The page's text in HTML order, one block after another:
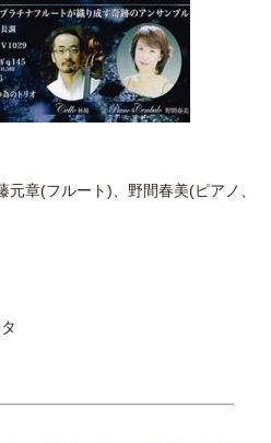
章(フルート)、野間春美(ピアノ、